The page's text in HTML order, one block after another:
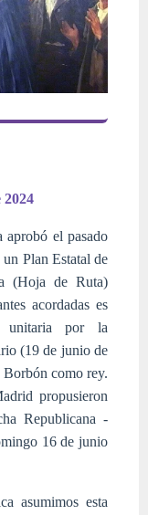
el pasado
un Plan Estatal de
(Hoja de Ruta)
acordadas es
unitaria por la
(19 de junio de
como rey.
propusieron
Republicana -
16 de junio
asumimos esta